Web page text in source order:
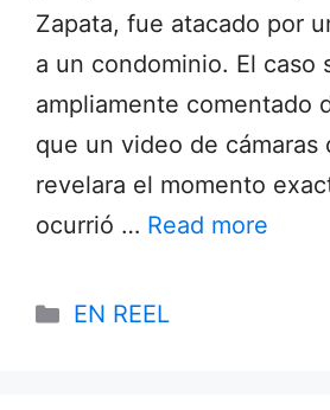
Zapata, fue atacado por
a un condominio. El caso
ampliamente comentado
que un video de cámaras
revelara el momento
ocurrió … Read more
Categories
EN REEL